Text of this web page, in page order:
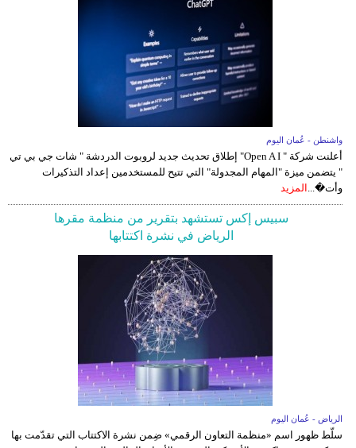
واشنطن - عُمان اليوم
أعلنت شركة " Open A I" إطلاق تحديث جديد لروبوت الدردشة " شات جي بي تي
" يتضمن ميزة "المهام المجدولة" التي تتيح للمستخدمين إعداد التذكيرات
وأت�... المزيد
سبيس إكس تستشهد بتقرير من منظمة مقرها
الرياض في نشرة اكتتابها
الرياض - عُمان اليوم
سلّط ظهور اسم «منظمة التعاون الرقمي» ضِمن نشرة الاكتتاب التي تقدّمت بها